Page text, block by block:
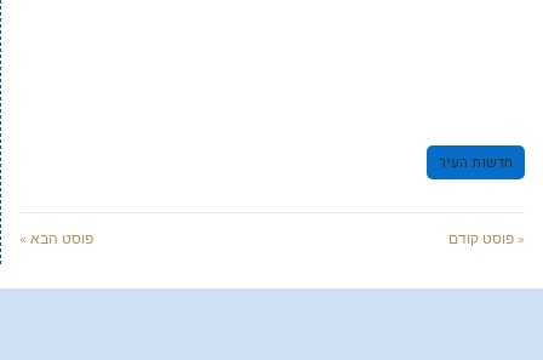
חדשות העיר
« פוסט קודם פוסט הבא »